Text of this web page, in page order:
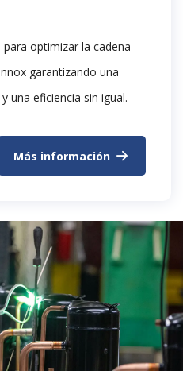
optimizar la cadena
garantizando una
una eficiencia sin igual.
Más información